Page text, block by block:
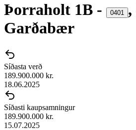
Þorraholt 1B - 0401 ,
Garðabær
Síðasta verð
189.900.000 kr.
18.06.2025
Síðasti kaupsamningur
189.900.000 kr.
15.07.2025